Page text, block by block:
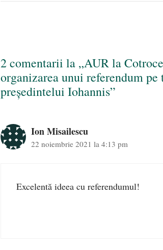
2 comentarii la „AUR la
organizarea unui referendum
președintelui Iohannis”
Ion Misailescu
22 noiembrie 2021 la 4:13 pm
Excelentă ideea cu referendumul!